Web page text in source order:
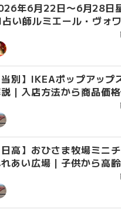
年6月22日〜6月28日
い師ルミエール・ヴォワ
当別】IKEAポップアップ
｜入店方法から商品価
日高】おひさま牧場ミニ
あい広場｜子供から高